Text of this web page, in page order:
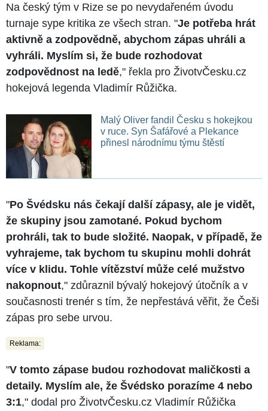
Na český tým v Rize se po nevydařeném úvodu
turnaje sype kritika ze všech stran. "Je potřeba hrát
aktivně a zodpovědně, abychom zápas uhráli a
vyhráli. Myslím si, že bude rozhodovat
zodpovědnost na ledě," řekla pro ŽivotvČesku.cz
hokejová legenda Vladimír Růžička.
Malý Oliver fandil Česku s hokejkou
v ruce. Syn Šafářové a Plekance
přinesl národnímu týmu štěstí
"Po Švédsku nás čekají další zápasy, ale je vidět,
že skupiny jsou zamotané. Pokud bychom
prohráli, tak to bude složité. Naopak, v případě, že
vyhrajeme, tak bychom tu skupinu mohli dohrát
více v klidu. Tohle vítězství může celé mužstvo
nakopnout," zdůraznil bývalý hokejový útočník a v
současnosti trenér s tím, že nepřestává věřit, že Češi
zápas pro sebe urvou.
Reklama:
"V tomto zápase budou rozhodovat maličkosti a
detaily. Myslím ale, že Švédsko porazíme 4 nebo
3:1," dodal pro ŽivotvČesku.cz Vladimír Růžička